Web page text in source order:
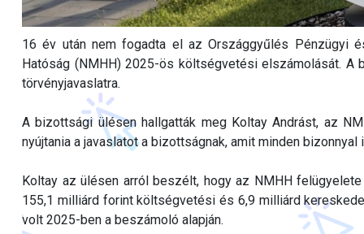
16 év után nem fogadta el az Országgyűlés Pénzügyi
Hatóság (NMHH) 2025-ös költségvetési elszámolását.
törvényjavaslatra.
A bizottsági ülésen hallgatták meg Koltay Andrást, az
nyújtania a javaslatot a bizottságnak, amit minden
Koltay az ülésen arról beszélt, hogy az NMHH
155,1 milliárd forint költségvetési és 6,9 milliárd
volt 2025-ben a beszámoló alapján.